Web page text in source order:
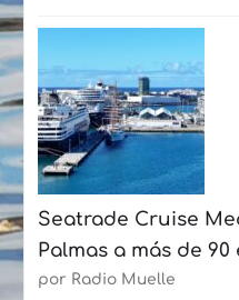
más
50
participantes
cada
semana
Baleària
estrena
un
sistema
digital
en
la
ruta
Seatrade Cruise
Palmas a más de
por Radio Muelle